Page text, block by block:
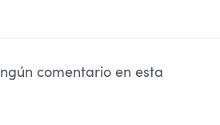
comentario en esta